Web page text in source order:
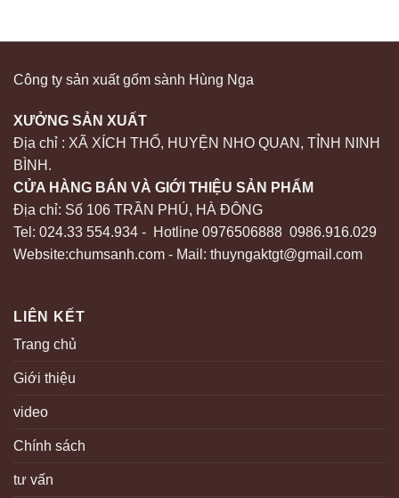
Công ty sản xuất gốm sành Hùng Nga
XƯỞNG SẢN XUẤT
Địa chỉ : XÃ XÍCH THỔ, HUYỆN NHO QUAN, TỈNH NINH
BÌNH.
CỬA HÀNG BÁN VÀ GIỚI THIỆU SẢN PHẨM
Địa chỉ: Số 106 TRẦN PHÚ, HÀ ĐÔNG
Tel: 024.33 554.934 - Hotline 0976506888 0986.916.029
Website:chumsanh.com - Mail: thuyngaktgt@gmail.com
LIÊN KẾT
Trang chủ
Giới thiệu
video
Chính sách
tư vấn